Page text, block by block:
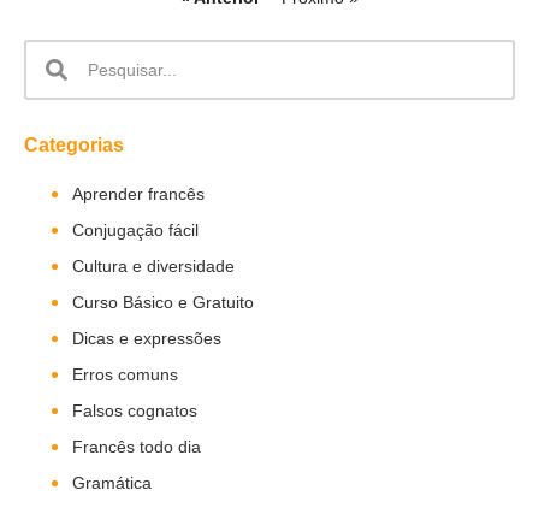
Categorias
Aprender francês
Conjugação fácil
Cultura e diversidade
Curso Básico e Gratuito
Dicas e expressões
Erros comuns
Falsos cognatos
Francês todo dia
Gramática